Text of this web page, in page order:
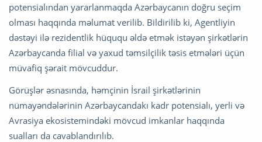
potensialından yararlanmaqda Azərbaycanın doğru seçim
olması haqqında məlumat verilib. Bildirilib ki, Agentliyin
dəstəyi ilə rezidentlik hüququ əldə etmək istəyən şirkətlərin
Azərbaycanda filial və yaxud təmsilçilik təsis etmələri üçün
müvafiq şərait mövcuddur.
Görüşlər əsnasında, həmçinin İsrail şirkətlərinin
nümayəndələrinin Azərbaycandakı kadr potensialı, yerli və
Avrasiya ekosistemindəki mövcud imkanlar haqqında
sualları da cavablandırılıb.